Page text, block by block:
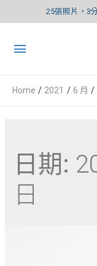
25張照片，3
Home 2021 6 月
日期:
日